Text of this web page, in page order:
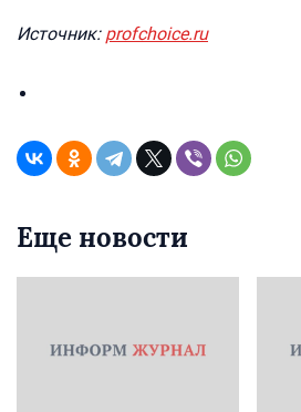
Источник: profchoice.ru
Еще новости